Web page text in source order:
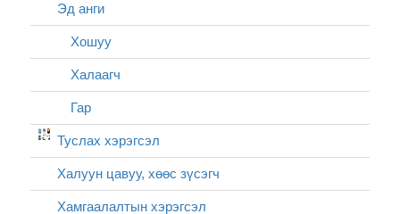
Эд анги
Хошуу
Халаагч
Гар
Туслах хэрэгсэл
Халуун цавуу, хөөс зүсэгч
Хамгаалалтын хэрэгсэл